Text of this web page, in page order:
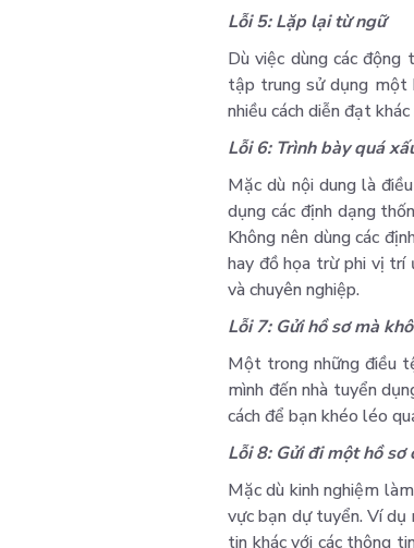
Lỗi 5: Lặp lại từ ngữ
Dù việc dùng các
tập trung sử dụng một
nhiều cách diễn đạt
Lỗi 6: Trình bày quá
Mặc dù nội dung là
dụng các định dạng
Không nên dùng các
hay đồ họa trừ phi vị trí
và chuyên nghiệp.
Lỗi 7: Gửi hồ sơ mà
Một trong những điều
mình đến nhà tuyển
cách để bạn khéo léo
Lỗi 8: Gửi đi một hồ
Mặc dù kinh nghiệm
vực bạn dự tuyển. Ví dụ
tin khác với các thông